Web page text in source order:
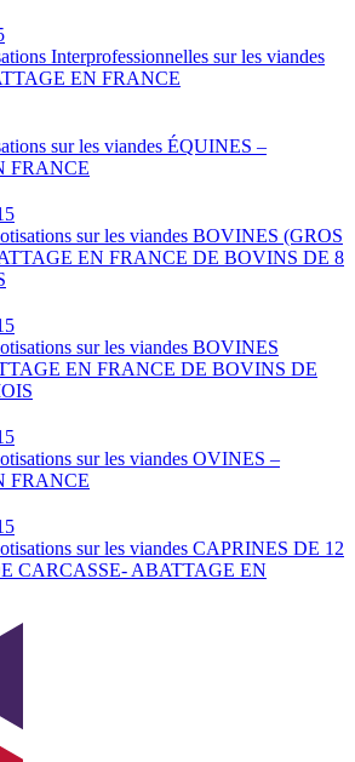
Interprofessionnelles sur les viandes
EN FRANCE
sur les viandes ÉQUINES –
FRANCE
sur les viandes BOVINES (GROS
EN FRANCE DE BOVINS DE 8
sur les viandes BOVINES
EN FRANCE DE BOVINS DE
sur les viandes OVINES –
FRANCE
sur les viandes CAPRINES DE 12
CARCASSE- ABATTAGE EN